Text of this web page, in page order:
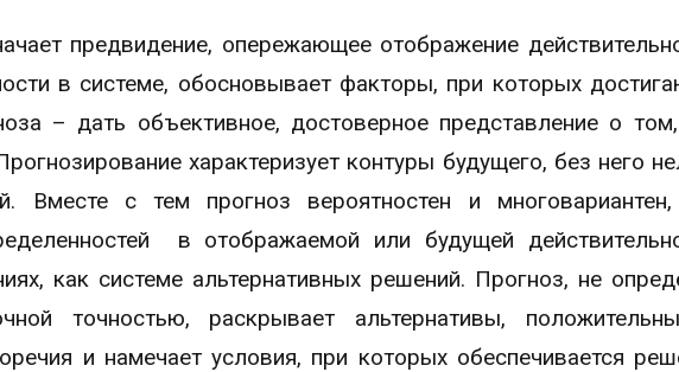
предвидение, опережающее отображение
в системе, обосновывает факторы, при которых
– дать объективное, достоверное представление о
характеризует контуры будущего, без него
Вместе с тем прогноз вероятностен и
в отображаемой или будущей
как системе альтернативных решений. Прогноз, не
точностью, раскрывает альтернативы,
и намечает условия, при которых обеспечивается